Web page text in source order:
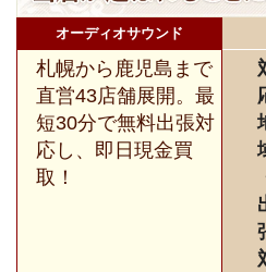
オーディオサウンド
札幌から鹿児島まで
直営43店舗展開。最
短30分で無料出張対
応し、即日現金買
取！